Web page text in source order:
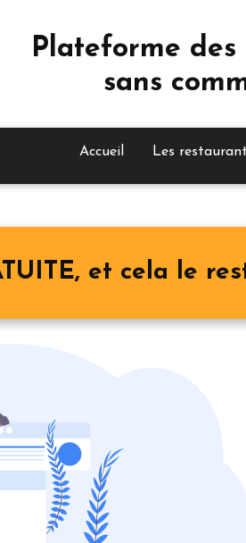
Plateforme des
sans
Accueil Les
et cela le